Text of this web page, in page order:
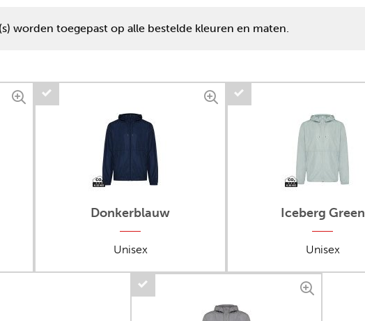
worden toegepast op alle bestelde kleuren en maten.
Donkerblauw
Unisex
Iceberg Green
Unisex